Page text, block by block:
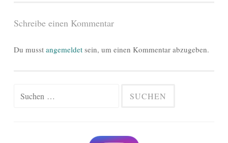
Schreibe einen Kommentar
Du musst angemeldet sein, um einen Kommentar abzugeben.
Suchen